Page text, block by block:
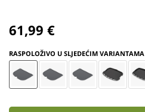
61,99 €
RASPOLOŽIVO U SLJEDEĆIM VARIANTAMA